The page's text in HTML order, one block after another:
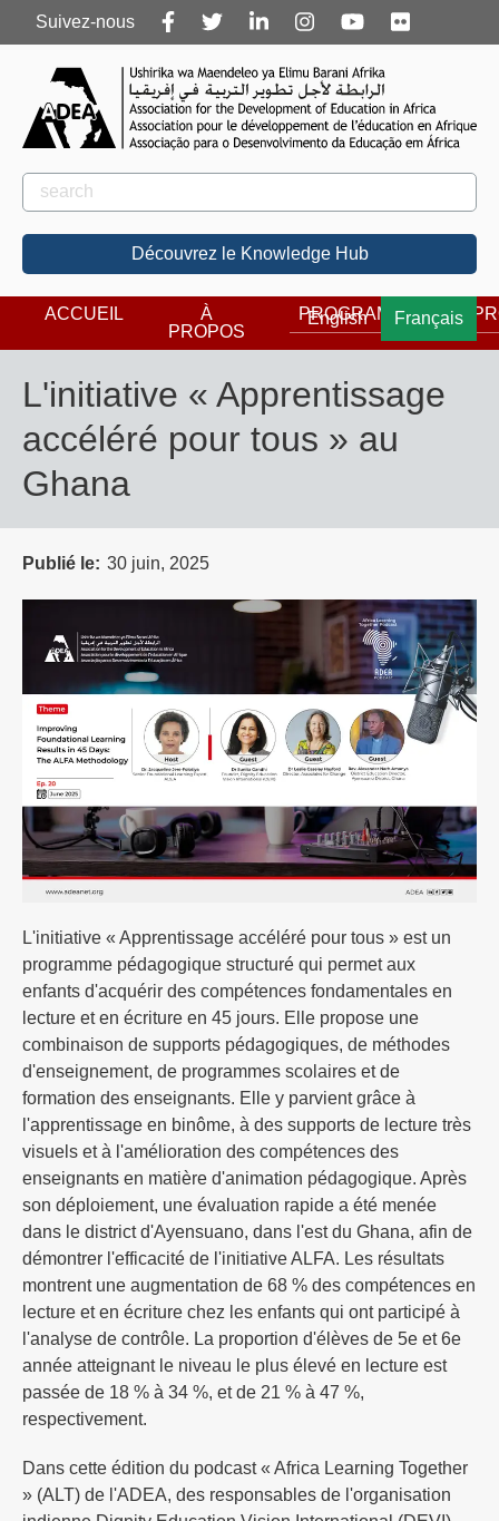
Follow
us
Suivez-nous
Rechercher
Rechercher
Découvrez le Knowledge Hub
English Français
ACCUEIL
À
PROPOS
PROGRAMMES
L'initiative « Apprentissage
accéléré pour tous » au
Ghana
Publié le 30 juin, 2025
L'initiative « Apprentissage accéléré pour tous » est un
programme pédagogique structuré qui permet aux
enfants d'acquérir des compétences fondamentales en
lecture et en écriture en 45 jours. Elle propose une
combinaison de supports pédagogiques, de méthodes
d'enseignement, de programmes scolaires et de
formation des enseignants. Elle y parvient grâce à
l'apprentissage en binôme, à des supports de lecture très
visuels et à l'amélioration des compétences des
enseignants en matière d'animation pédagogique. Après
son déploiement, une évaluation rapide a été menée
dans le district d'Ayensuano, dans l'est du Ghana, afin de
démontrer l'efficacité de l'initiative ALFA. Les résultats
montrent une augmentation de 68 % des compétences en
lecture et en écriture chez les enfants qui ont participé à
l'analyse de contrôle. La proportion d'élèves de 5e et 6e
année atteignant le niveau le plus élevé en lecture est
passée de 18 % à 34 %, et de 21 % à 47 %,
respectivement.
Dans cette édition du podcast « Africa Learning Together
» (ALT) de l'ADEA, des responsables de l'organisation